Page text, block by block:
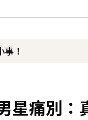
！
星痛別：